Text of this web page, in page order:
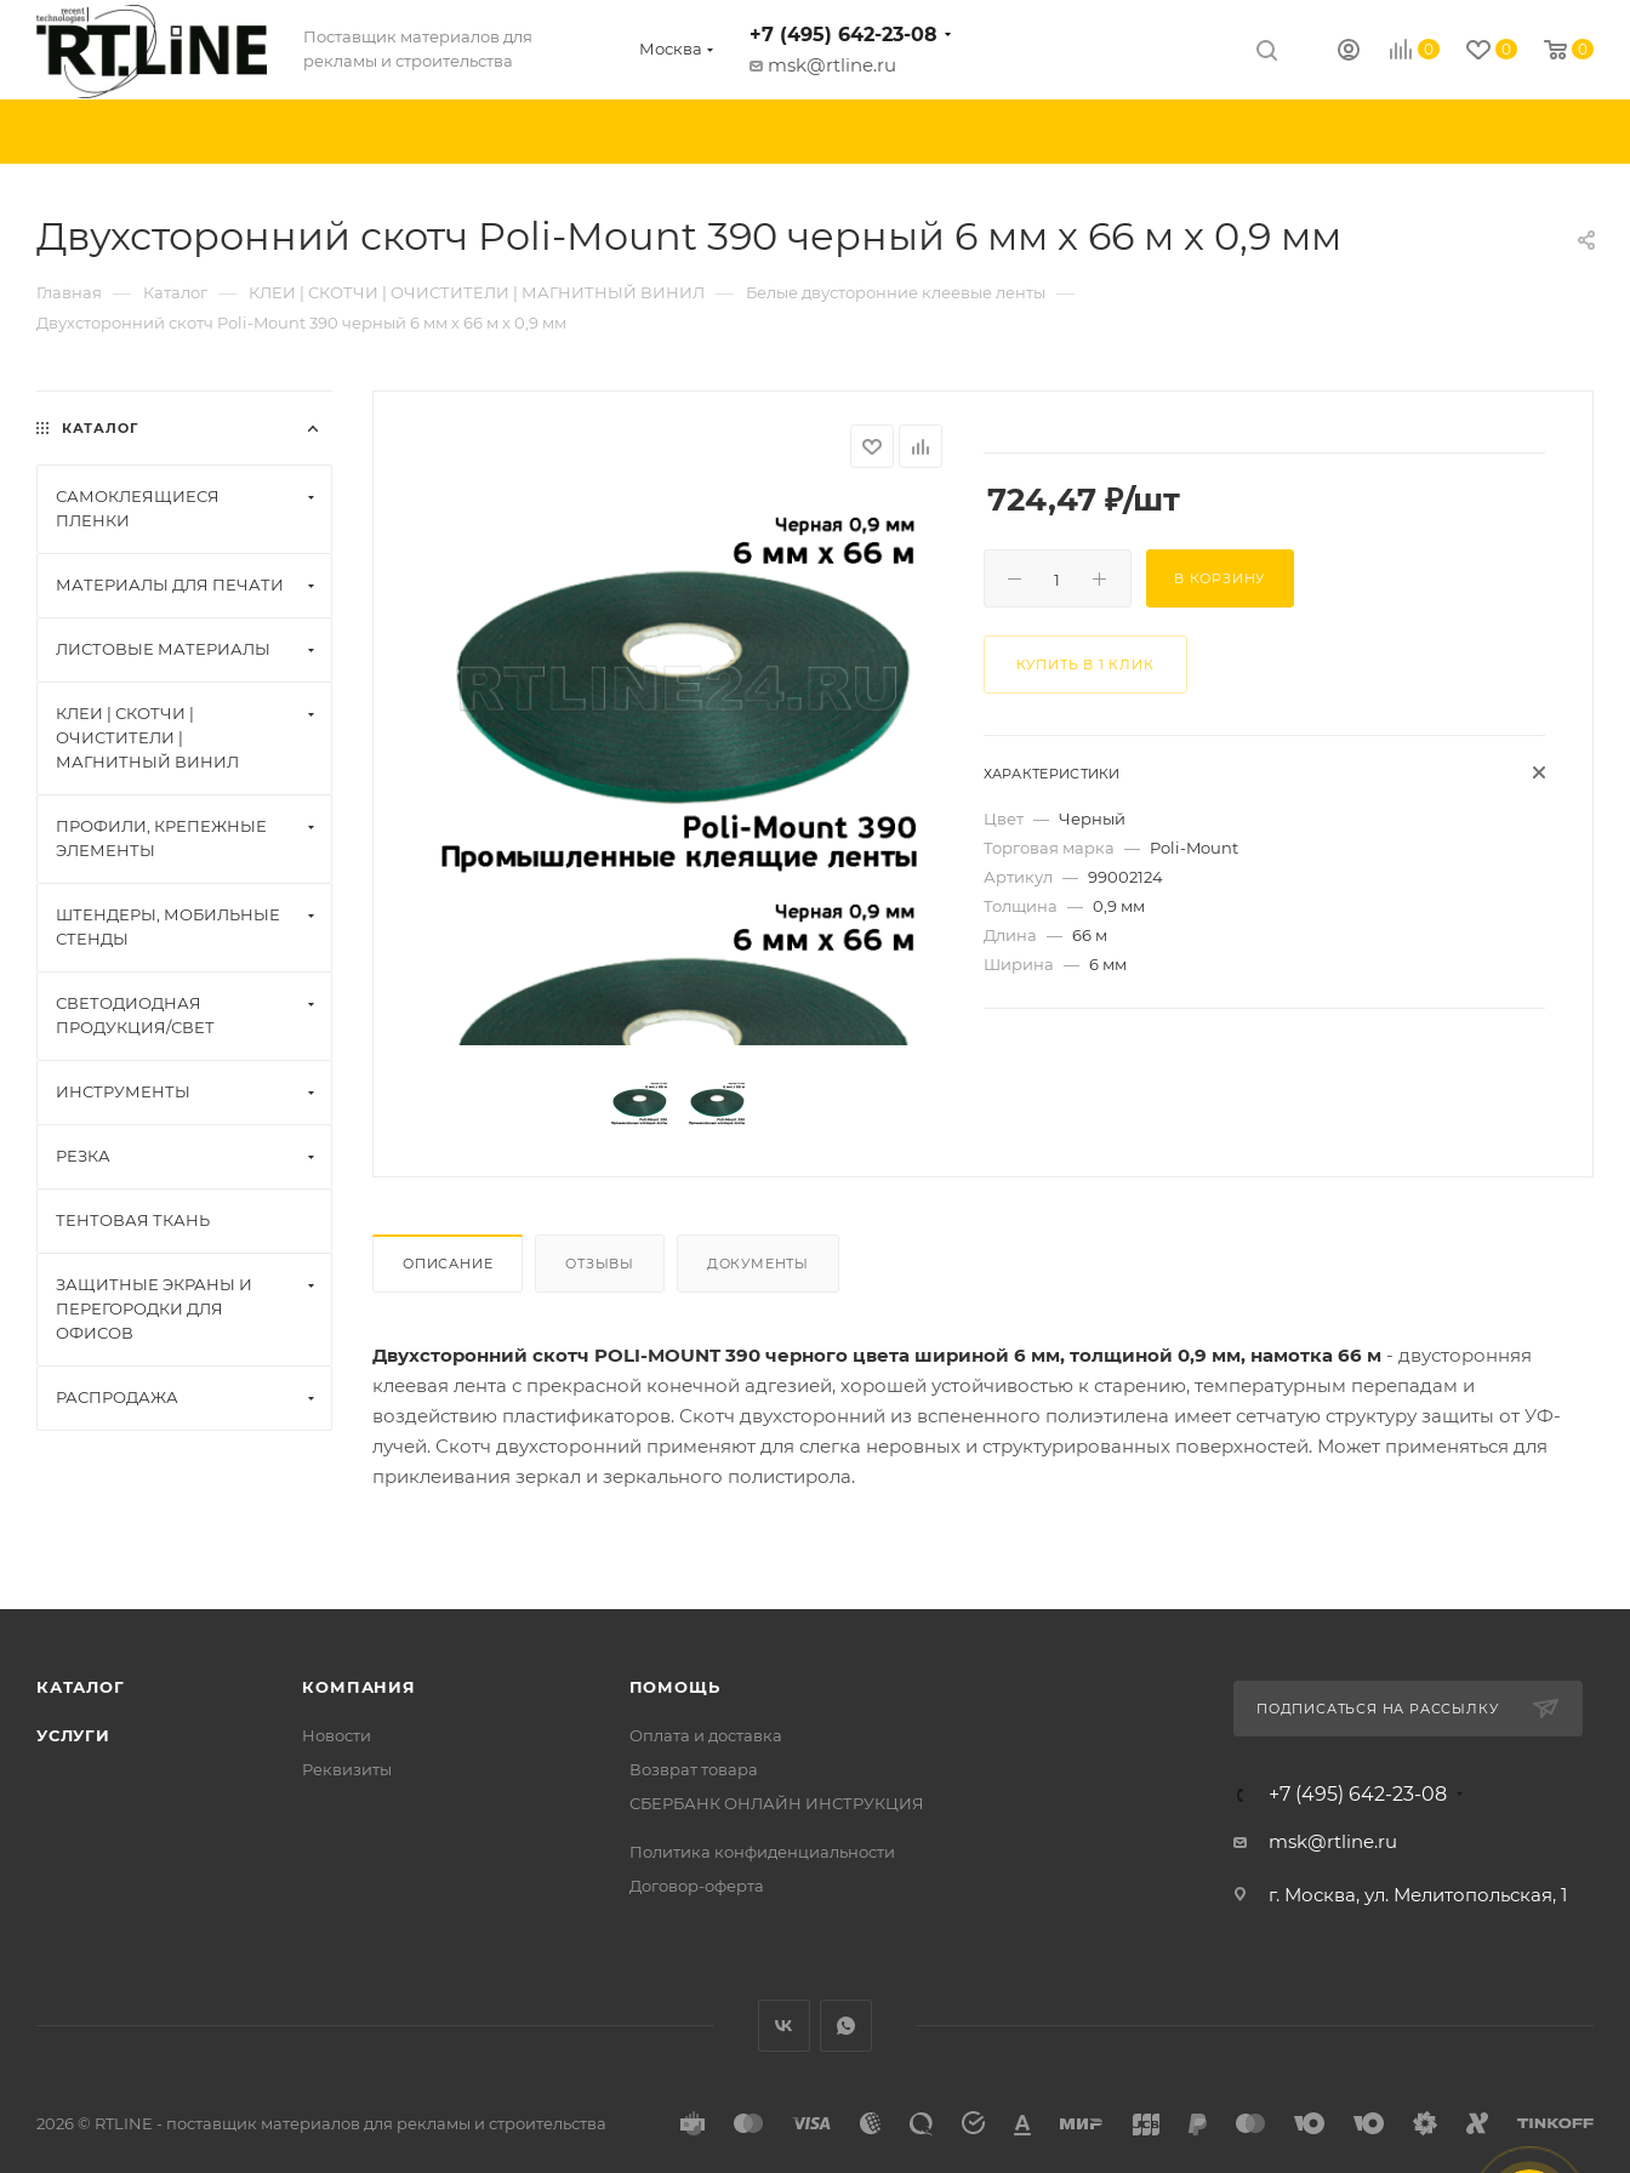
Поставщик материалов для
рекламы и строительства
Москва
+7 (495) 642-23-08
msk@rtline.ru
0 0 0
Двухсторонний скотч Poli-Mount 390 черный 6 мм х 66 м х 0,9 мм
Главная — Каталог — КЛЕИ | СКОТЧИ | ОЧИСТИТЕЛИ | МАГНИТНЫЙ ВИНИЛ — Белые двусторонние клеевые ленты —
Двухсторонний скотч Poli-Mount 390 черный 6 мм х 66 м х 0,9 мм
724,47₽/шт
В КОРЗИНУ
КУПИТЬ В 1 КЛИК
ХАРАКТЕРИСТИКИ
Цвет — Черный
Торговая марка — Poli-Mount
Артикул — 99002124
Толщина — 0,9 мм
Длина — 66 м
Ширина — 6 мм
ОПИСАНИЕ ОТЗЫВЫ ДОКУМЕНТЫ
Двухсторонний скотч POLI-MOUNT 390 черного цвета шириной 6 мм, толщиной 0,9 мм, намотка 66 м - двусторонняя
клеевая лента с прекрасной конечной адгезией, хорошей устойчивостью к старению, температурным перепадам и
воздействию пластификаторов. Скотч двухсторонний из вспененного полиэтилена имеет сетчатую структуру защиты от УФ-
лучей. Скотч двухсторонний применяют для слегка неровных и структурированных поверхностей. Может применяться для
приклеивания зеркал и зеркального полистирола.
КАТАЛОГ
САМОКЛЕЯЩИЕСЯ
ПЛЕНКИ
МАТЕРИАЛЫ ДЛЯ ПЕЧАТИ
ЛИСТОВЫЕ МАТЕРИАЛЫ
КЛЕИ | СКОТЧИ |
ОЧИСТИТЕЛИ |
МАГНИТНЫЙ ВИНИЛ
ПРОФИЛИ, КРЕПЕЖНЫЕ
ЭЛЕМЕНТЫ
ШТЕНДЕРЫ, МОБИЛЬНЫЕ
СТЕНДЫ
СВЕТОДИОДНАЯ
ПРОДУКЦИЯ/СВЕТ
ИНСТРУМЕНТЫ
РЕЗКА
ТЕНТОВАЯ ТКАНЬ
ЗАЩИТНЫЕ ЭКРАНЫ И
ПЕРЕГОРОДКИ ДЛЯ
ОФИСОВ
РАСПРОДАЖА
КАТАЛОГ
УСЛУГИ
КОМПАНИЯ
Новости
Реквизиты
ПОМОЩЬ
Оплата и доставка
Возврат товара
СБЕРБАНК ОНЛАЙН ИНСТРУКЦИЯ
Политика конфиденциальности
Договор-оферта
ПОДПИСАТЬСЯ НА РАССЫЛКУ
+7 (495) 642-23-08
msk@rtline.ru
г. Москва, ул. Мелитопольская, 1
2026 © RTLINE - поставщик материалов для рекламы и строительства